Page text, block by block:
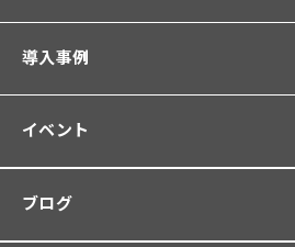
導入事例
イベント
ブログ